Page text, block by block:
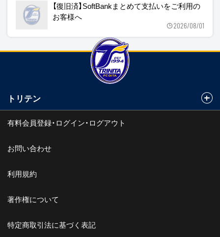
【復旧済】SoftBankまとめて支払いをご利用の
お客様へ
2026/08/01
トリテン
有料会員登録・ログイン・ログアウト
お問い合わせ
利用規約
著作権について
特定商取引法に基づく表記